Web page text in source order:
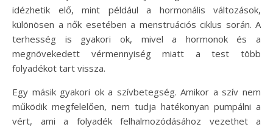
idézhetik elő, mint például a hormonális változások,
különösen a nők esetében a menstruációs ciklus során. A
terhesség is gyakori ok, mivel a hormonok és a
megnövekedett vérmennyiség miatt a test több
folyadékot tart vissza.
Egy másik gyakori ok a szívbetegség. Amikor a szív nem
működik megfelelően, nem tudja hatékonyan pumpálni a
vért, ami a folyadék felhalmozódásához vezethet a